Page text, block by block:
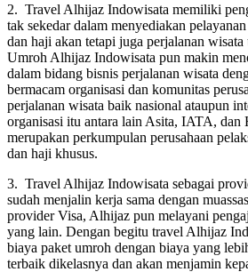
2. Travel Alhijaz Indowisata memiliki
tak sekedar dalam menyediakan
dan haji akan tetapi juga perjalanan
Umroh Alhijaz Indowisata pun makin
dalam bidang bisnis perjalanan wisata
bermacam organisasi dan komunitas
perjalanan wisata baik nasional ataupun
organisasi itu antara lain Asita, IATA,
merupakan perkumpulan perusahaan
dan haji khusus.
3. Travel Alhijaz Indowisata sebagai
sudah menjalin kerja sama dengan
provider Visa, Alhijaz pun melayani
yang lain. Dengan begitu travel Alhijaz
biaya paket umroh dengan biaya yang
terbaik dikelasnya dan akan menjamin